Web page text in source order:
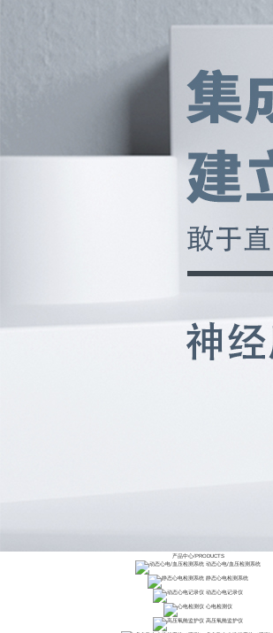
产品中心/PRODUCTS
动态心电/血压检测系统
静态心电检测系统
动态心电记录仪
心电检测仪
高压氧舱监护仪